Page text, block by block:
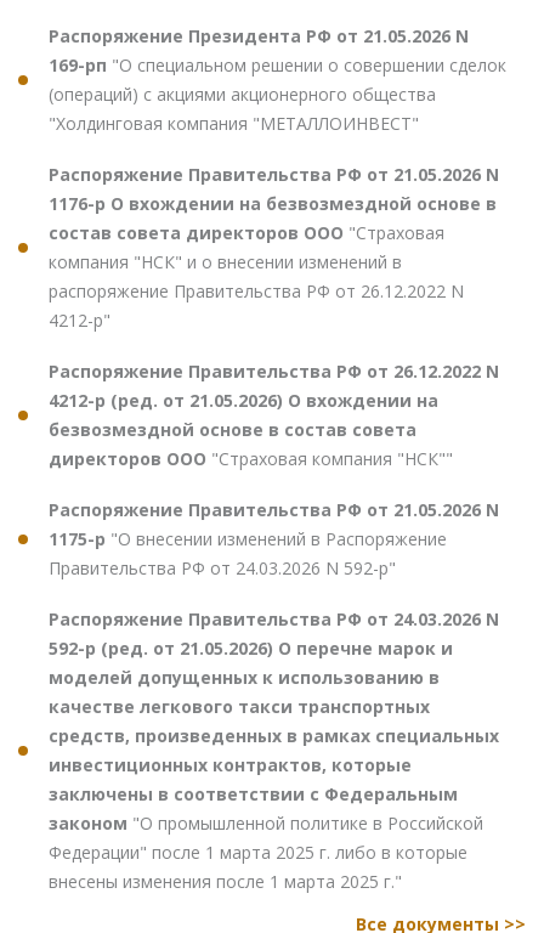
Распоряжение Президента РФ от 21.05.2026 N
169-рп "О специальном решении о совершении сделок
(операций) с акциями акционерного общества
"Холдинговая компания "МЕТАЛЛОИНВЕСТ"
Распоряжение Правительства РФ от 21.05.2026 N
1176-р О вхождении на безвозмездной основе в
состав совета директоров ООО "Страховая
компания "НСК" и о внесении изменений в
распоряжение Правительства РФ от 26.12.2022 N
4212-р"
Распоряжение Правительства РФ от 26.12.2022 N
4212-р (ред. от 21.05.2026) О вхождении на
безвозмездной основе в состав совета
директоров ООО "Страховая компания "НСК""
Распоряжение Правительства РФ от 21.05.2026 N
1175-р "О внесении изменений в Распоряжение
Правительства РФ от 24.03.2026 N 592-р"
Распоряжение Правительства РФ от 24.03.2026 N
592-р (ред. от 21.05.2026) О перечне марок и
моделей допущенных к использованию в
качестве легкового такси транспортных
средств, произведенных в рамках специальных
инвестиционных контрактов, которые
заключены в соответствии с Федеральным
законом "О промышленной политике в Российской
Федерации" после 1 марта 2025 г. либо в которые
внесены изменения после 1 марта 2025 г."
Все документы >>